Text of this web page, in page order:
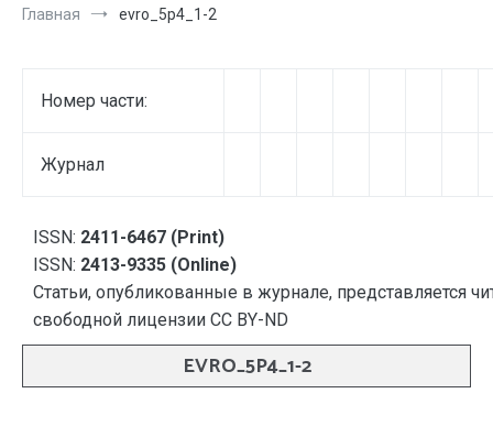
Главная evro_5p4_1-2
Номер части:
Журнал
ISSN: 2411-6467 (Print)
ISSN: 2413-9335 (Online)
Статьи, опубликованные в журнале, представляется
свободной лицензии CC BY-ND
EVRO_5P4_1-2